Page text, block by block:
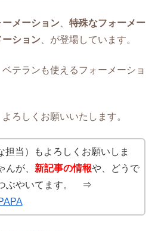
メーション
特殊なフォーメー
ーション 、が登場しています。
テランも使えるフォーメーショ
ろしくお願いいたします。
担当）もよろしくお願いしま
んが、 新記事の情報や、どうで
つぶやいてます。 ⇒